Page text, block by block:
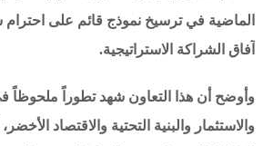
الماضية في ترسيخ نموذج قائم على احترام
آفاق الشراكة الاستراتيجية.
وأوضح أن هذا التعاون شهد تطوراً ملحوظاً
والاستثمار والبنية التحتية والاقتصاد